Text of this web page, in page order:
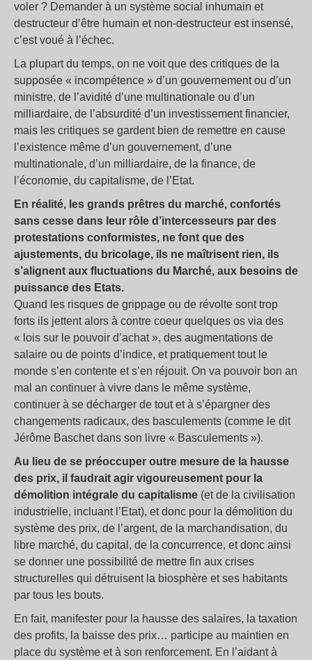
voler ? Demander à un système social inhumain et
destructeur d’être humain et non-destructeur est insensé,
c’est voué à l’échec.
La plupart du temps, on ne voit que des critiques de la
supposée « incompétence » d’un gouvernement ou d’un
ministre, de l’avidité d’une multinationale ou d’un
milliardaire, de l’absurdité d’un investissement financier,
mais les critiques se gardent bien de remettre en cause
l’existence même d’un gouvernement, d’une
multinationale, d’un milliardaire, de la finance, de
l’économie, du capitalisme, de l’Etat.
En réalité, les grands prêtres du marché, confortés
sans cesse dans leur rôle d’intercesseurs par des
protestations conformistes, ne font que des
ajustements, du bricolage, ils ne maîtrisent rien, ils
s’alignent aux fluctuations du Marché, aux besoins de
puissance des Etats.
Quand les risques de grippage ou de révolte sont trop
forts ils jettent alors à contre coeur quelques os via des
« lois sur le pouvoir d’achat », des augmentations de
salaire ou de points d’indice, et pratiquement tout le
monde s’en contente et s’en réjouit. On va pouvoir bon an
mal an continuer à vivre dans le même système,
continuer à se décharger de tout et à s’épargner des
changements radicaux, des basculements (comme le dit
Jérôme Baschet dans son livre « Basculements »).
Au lieu de se préoccuper outre mesure de la hausse
des prix, il faudrait agir vigoureusement pour la
démolition intégrale du capitalisme (et de la civilisation
industrielle, incluant l’Etat), et donc pour la démolition du
système des prix, de l’argent, de la marchandisation, du
libre marché, du capital, de la concurrence, et donc ainsi
se donner une possibilité de mettre fin aux crises
structurelles qui détruisent la biosphère et ses habitants
par tous les bouts.
En fait, manifester pour la hausse des salaires, la taxation
des profits, la baisse des prix… participe au maintien en
place du système et à son renforcement. En l’aidant à